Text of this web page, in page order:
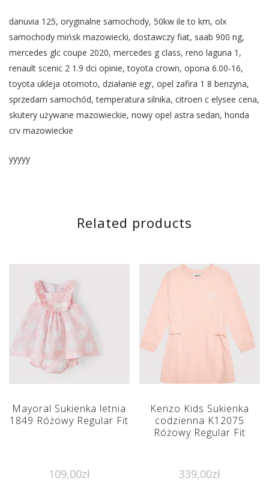
danuvia 125, oryginalne samochody, 50kw ile to km, olx
samochody mińsk mazowiecki, dostawczy fiat, saab 900 ng,
mercedes glc coupe 2020, mercedes g class, reno laguna 1,
renault scenic 2 1.9 dci opinie, toyota crown, opona 6.00-16,
toyota ukleja otomoto, działanie egr, opel zafira 1 8 benzyna,
sprzedam samochód, temperatura silnika, citroen c elysee cena,
skutery używane mazowieckie, nowy opel astra sedan, honda
crv mazowieckie
yyyyy
Related products
Mayoral Sukienka letnia
1849 Różowy Regular Fit
109,00zł
Kenzo Kids Sukienka
codzienna K12075
Różowy Regular Fit
339,00zł